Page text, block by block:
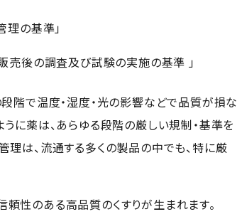
の基準」
後の調査及び試験の実施の基準 」
段階で温度・湿度・光の影響などで品質が損な
に薬は、あらゆる段階の厳しい規制・基準を
理は、流通する多くの製品の中でも、特に厳
性のある高品質のくすりが生まれます。